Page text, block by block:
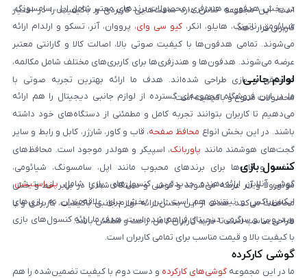
است. این مجموعه تلاش دارد ساعت‌هایی کاربردی و باکیفیت را در اختیار
کاربران قرار دهد.
در بخش هدفون و هندزفری، محصولات برندهای معتبر شامل اپل، سامسونگ،
شیائومی، ناتینگ، هایلو، انکر، کیو سی وای، پرووان، آنر، تسکو و ارلدام ارائه
می‌شوند. تمامی هدفون‌ها با کیفیت صوتی بالا، اصالت کالا و گارانتی معتبر
عرضه می‌شوند. هدفون‌ها و هندزفری‌ها برای کاربری‌های مختلف شامل مکالمه،
موسیقی و بازی طراحی شده‌اند. هدف ما ارائه بهترین تجربه صوتی با
محصولات متنوع و باکیفیت است.
لوازم جانبی
ما در این فروشگاه مجموعه‌ای گسترده از لوازم جانبی دیجیتال را هم ارائه
می‌دهیم تا کاربران بتوانند تجربه کامل و مطمئنی از دستگاه‌های خود داشته
باشند. در این بخش انواع محافظ صفحه، قاب و کاور، شارژر، کابل و رابط و سایر
گجت‌های هوشمند مانند پاوربانک، اسپیکر و هولدر موجود است. محافظ‌های
صفحه و قاب‌ها برای برندهای محبوب مانند اپل، سامسونگ، شیائومی،
موتورولا و آنر عرضه می‌شوند و گوشی و دستگاه شما را در برابر خط و خش
محافظت می‌کنند. هدف از این بخش ارائه لوازم جانبی باکیفیت، کاربردی و با
طراحی مناسب است تا خرید کاربران کامل، راحت و مطمئن باشد.
کنسول بازی
گوشی آنلاین ارائه‌دهنده جدیدترین کنسول‌های بازی شامل پلی‌استیشن،
ایکس‌باکس و نینتندو هم است. این بخش برای علاقه‌مندان به بازی‌های
ویدیویی و سرگرمی دیجیتال فراهم شده است. هدف ما ارائه کنسول‌های بازی
با کیفیت بالا و قیمت مناسب برای تمامی کاربران است.
گوشی کارکرده
ما در این مجموعه گوشی‌های کارکرده و دست دوم با کیفیت تضمین‌شده را هم